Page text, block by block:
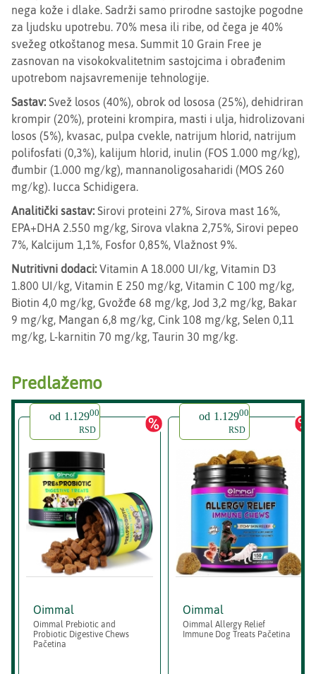
nega kože i dlake. Sadrži samo prirodne sastojke pogodne
za ljudsku upotrebu. 70% mesa ili ribe, od čega je 40%
svežeg otkoštanog mesa. Summit 10 Grain Free je
zasnovan na visokokvalitetnim sastojcima i obrađenim
upotrebom najsavremenije tehnologije.
Sastav: Svež losos (40%), obrok od lososa (25%), dehidriran
krompir (20%), proteini krompira, masti i ulja, hidrolizovani
losos (5%), kvasac, pulpa cvekle, natrijum hlorid, natrijum
polifosfati (0,3%), kalijum hlorid, inulin (FOS 1.000 mg/kg),
đumbir (1.000 mg/kg), mannanoligosaharidi (MOS 260
mg/kg). Iucca Schidigera.
Analitički sastav: Sirovi proteini 27%, Sirova mast 16%,
EPA+DHA 2.550 mg/kg, Sirova vlakna 2,75%, Sirovi pepeo
7%, Kalcijum 1,1%, Fosfor 0,85%, Vlažnost 9%.
Nutritivni dodaci: Vitamin A 18.000 UI/kg, Vitamin D3
1.800 UI/kg, Vitamin E 250 mg/kg, Vitamin C 100 mg/kg,
Biotin 4,0 mg/kg, Gvožđe 68 mg/kg, Jod 3,2 mg/kg, Bakar
9 mg/kg, Mangan 6,8 mg/kg, Cink 108 mg/kg, Selen 0,11
mg/kg, L-karnitin 70 mg/kg, Taurin 30 mg/kg.
Predlažemo
od 1.12900
RSD
Oimmal
Oimmal Prebiotic and
Probiotic Digestive Chews
Pačetina
od 1.12900
RSD
Oimmal
Oimmal Allergy Relief
Immune Dog Treats Pačetina